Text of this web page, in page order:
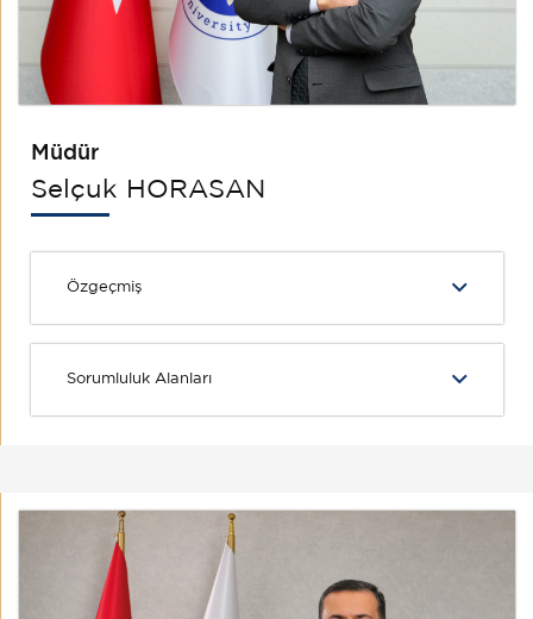
Müdür
Selçuk HORASAN
Özgeçmiş
Sorumluluk Alanları